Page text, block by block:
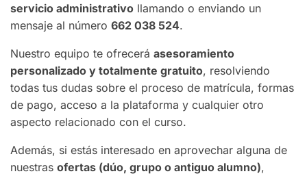
servicio administrativo llamando o enviando un
mensaje al número 662 038 524.
Nuestro equipo te ofrecerá asesoramiento
personalizado y totalmente gratuito, resolviendo
todas tus dudas sobre el proceso de matrícula, formas
de pago, acceso a la plataforma y cualquier otro
aspecto relacionado con el curso.
Además, si estás interesado en aprovechar alguna de
nuestras ofertas (dúo, grupo o antiguo alumno),